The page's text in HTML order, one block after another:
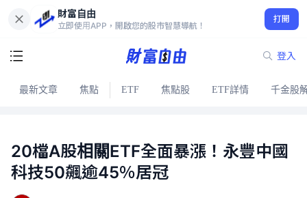
財富自由
立即使用APP，開啟您的股市智慧導航！
打開
登入
最新文章 焦點 ETF 焦點股 ETF詳情 千金股
20檔A股相關ETF全面暴漲！永豐中國
科技50飆逾45％居冠